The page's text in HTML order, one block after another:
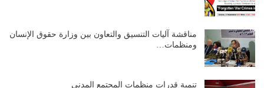
مناقشة آليات التنسيق والتعاون بين وزارة حقوق الإنسان
ومنظمات…
تنمية قدرات منظمات المجتمع المدني